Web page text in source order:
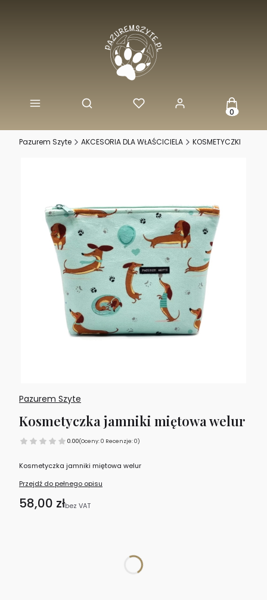
Otwórz wyszukiwarkę Produkty
Pazurem Szyte AKCESORIA DLA WŁAŚCICIELA KOSMETYCZKI
Pazurem Szyte
Kosmetyczka jamniki miętowa welur
0.00(Oceny: 0 Recenzje: 0)
Kosmetyczka jamniki miętowa welur
Przejdź do pełnego opisu
Cena
58,00 złbez VAT